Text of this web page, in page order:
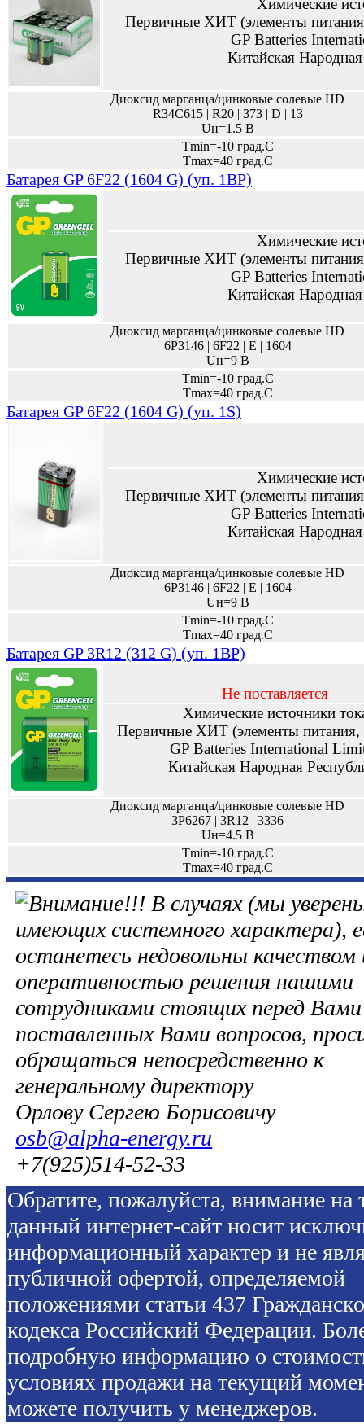
Химические
Первичные ХИТ (элементы
GP Batteries
Китайская
Диоксид марганца/цинковые солевые HD
R34C615 | R20 | 373 | D | 13
Uн=1.5 В
Tmin=-10 град.С
Tmax=40 град.С
Батарея GP 6F22 (1604 G) (уп. 1BP)
Химические
Первичные ХИТ (элементы
GP Batteries
Китайская
Диоксид марганца/цинковые солевые HD
6P3146 | 6F22 | E | 1604
Uн=9 В
Tmin=-10 град.С
Tmax=40 град.С
Батарея GP 6F22 (1604 G) (уп. 1S)
Химические
Первичные ХИТ (элементы
GP Batteries
Китайская
Диоксид марганца/цинковые солевые HD
6P3146 | 6F22 | E | 1604
Uн=9 В
Tmin=-10 град.С
Tmax=40 град.С
Батарея GP 3R12 (312 G) (уп. 1BP)
Не поставляется
Химические источники
Первичные ХИТ (элементы питания,
GP Batteries International
Китайская Народная
Диоксид марганца/цинковые солевые HD
3P6267 | 3R12 | 3336
Uн=4.5 В
Tmin=-10 град.С
Tmax=40 град.С
В случаях (мы
имеющих системного характера),
останетесь недовольны качеством
оперативностью решения нашими
сотрудниками стоящих перед Вами
поставленных Вами вопросов,
обращаться непосредственно к
генеральному директору
Орлову Сергею Борисовичу
osb@alpha-energy.ru
+7(925)514-52-33
Обратите, пожалуйста, внимание на
данный интернет-сайт носит
информационный характер и не
публичной офертой, определяемой
положениями статьи 437
кодекса Российский Федерации.
подробную информацию о
условиях продажи на текущий
можете получить у менеджеров.